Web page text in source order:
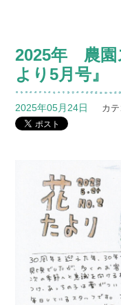
2025年 農園
より5月号』
2025年05月24日 カ